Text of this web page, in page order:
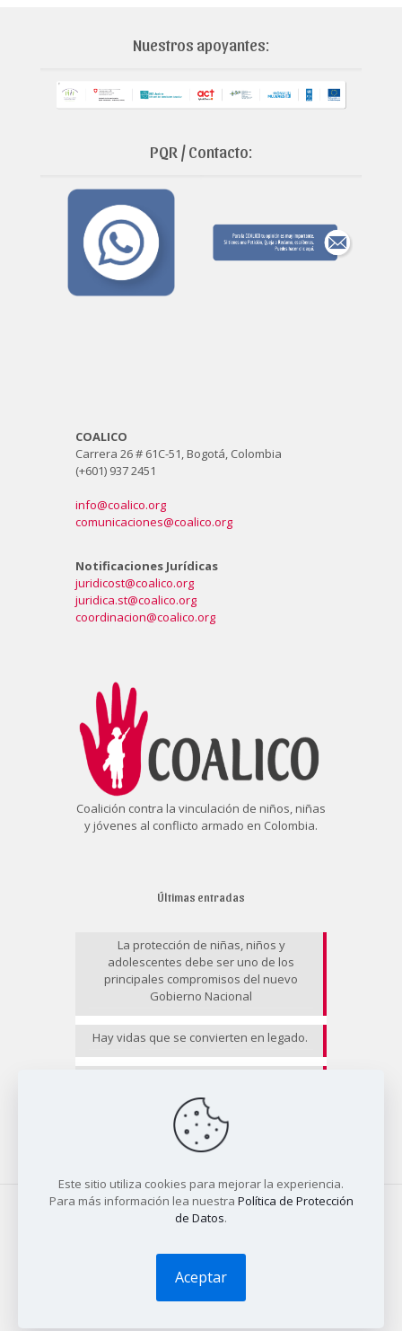
Nuestros apoyantes:
PQR / Contacto:
COALICO
Carrera 26 # 61C-51, Bogotá, Colombia
(+601) 937 2451
info@coalico.org
comunicaciones@coalico.org
Notificaciones Jurídicas
juridicost@coalico.org
juridica.st@coalico.org
coordinacion@coalico.org
Coalición contra la vinculación de niños, niñas
y jóvenes al conflicto armado en Colombia.
Últimas entradas
La protección de niñas, niños y
adolescentes debe ser uno de los
principales compromisos del nuevo
Gobierno Nacional
Hay vidas que se convierten en legado.
© 2025 COALICO | Diseño
Este sitio utiliza cookies para mejorar la experiencia.
Para más información lea nuestra Política de Protección
de Datos.
Aceptar